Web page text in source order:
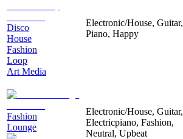
Disco
House
Fashion
Loop
Art Media
Electronic/House, Guitar,
Piano, Happy
Fashion
Lounge
Electronic/House, Guitar,
Electricpiano, Fashion,
Neutral, Upbeat